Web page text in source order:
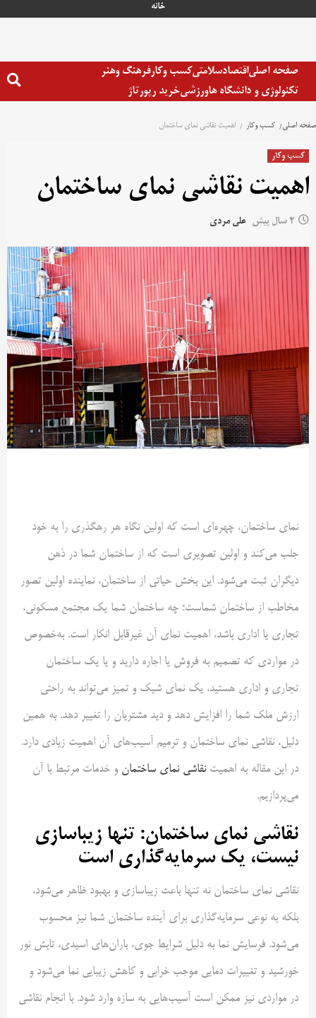
خانه
صفحه اصلیاقتصادسلامتیکسب وکارفرهنگ وهنر
تکنولوژی و دانشگاه هاورزشیخرید رپورتاژ
صفحه اصلی کسب وکار اهمیت نقاشی نمای ساختمان
کسب وکار
اهمیت نقاشی نمای ساختمان
2 سال پیش علی مردی
نمای ساختمان، چهره‌ای است که اولین نگاه هر رهگذری را به خود
جلب می‌کند و اولین تصویری است که از ساختمان شما در ذهن
دیگران ثبت می‌شود. این بخش حیاتی از ساختمان، نماینده اولین تصور
مخاطب از ساختمان شماست؛ چه ساختمان شما یک مجتمع مسکونی،
تجاری یا اداری باشد، اهمیت نمای آن غیرقابل انکار است. به‌خصوص
در مواردی که تصمیم به فروش یا اجاره دارید و یا یک ساختمان
تجاری و اداری هستید، یک نمای شیک و تمیز می‌تواند به راحتی
ارزش ملک شما را افزایش دهد و دید مشتریان را تغییر دهد. به همین
دلیل، نقاشی نمای ساختمان و ترمیم آسیب‌های آن اهمیت زیادی دارد.
در این مقاله به اهمیتنقاشی نمای ساختمان و خدمات مرتبط با آن
می‌پردازیم.
نقاشی نمای ساختمان: تنها زیباسازی
نیست، یک سرمایه‌گذاری است
نقاشی نمای ساختمان نه تنها باعث زیباسازی و بهبود ظاهر می‌شود،
بلکه به نوعی سرمایه‌گذاری برای آینده ساختمان شما نیز محسوب
می‌شود. فرسایش نما به دلیل شرایط جوی، باران‌های اسیدی، تابش نور
خورشید و تغییرات دمایی موجب خرابی و کاهش زیبایی نما می‌شود و
در مواردی نیز ممکن است آسیب‌هایی به سازه وارد شود. با انجام نقاشی